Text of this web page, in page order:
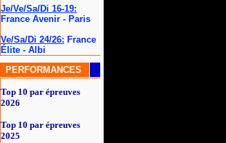
Je/Ve/Sa/Di 16-19:
France Avenir - Paris
Ve/Sa/Di 24/26: France
Élite - Albi
PERFORMANCES
Top 10 par épreuves
2026
Top 10 par épreuves
2025